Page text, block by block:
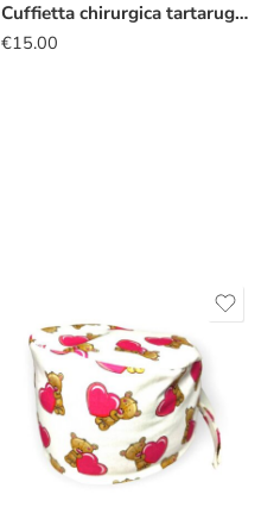
Cuffietta chirurgica tartarughe marine
€15.00